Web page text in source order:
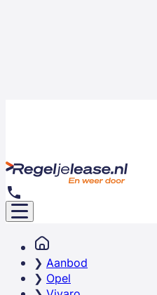
Aanbod
Opel